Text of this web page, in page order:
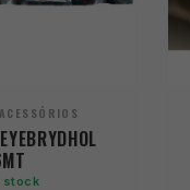
stock